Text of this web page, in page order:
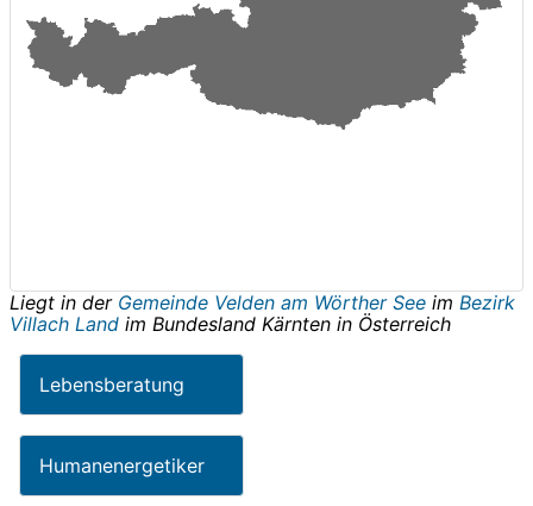
Liegt in der Gemeinde Velden am Wörther See im Bezirk
Villach Land im Bundesland Kärnten in Österreich
Lebensberatung
Humanenergetiker